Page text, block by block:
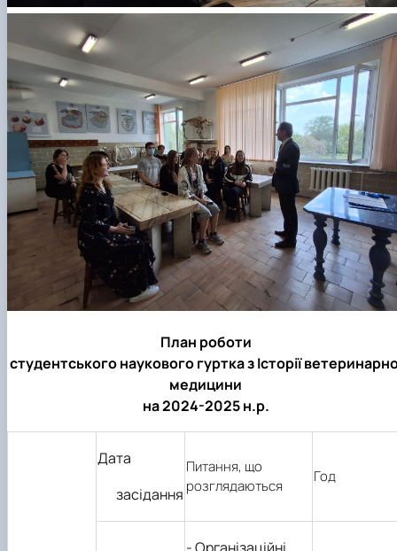
План роботи
студентського наукового гуртка з Історії
медицини
на 2024-2025 н.р.
Дата
засідання
Питання, що
розглядаються
Год
- Організаційні